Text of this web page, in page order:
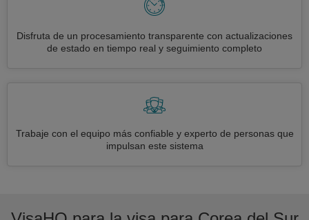
Disfruta de un procesamiento transparente con actualizaciones
de estado en tiempo real y seguimiento completo
Trabaje con el equipo más confiable y experto de personas que
impulsan este sistema